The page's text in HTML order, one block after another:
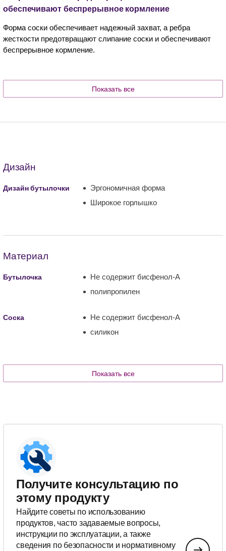
обеспечивают беспрерывное кормление
Форма соски обеспечивает надежный захват, а ребра
жесткости предотвращают слипание соски и обеспечивают
беспрерывное кормление.
Показать все
Дизайн
Дизайн бутылочки
Эргономичная форма
Широкое горлышко
Материал
Бутылочка
Не содержит бисфенол-А
полипропилен
Соска
Не содержит бисфенол-А
силикон
Показать все
Получите консультацию по
этому продукту
Найдите советы по использованию
продуктов, часто задаваемые вопросы,
инструкции по эксплуатации, а также
сведения по безопасности и нормативному